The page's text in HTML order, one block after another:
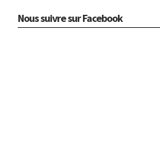
Nous suivre sur Facebook